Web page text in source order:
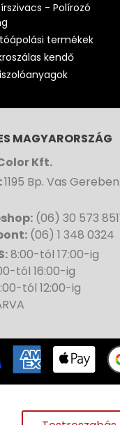
- Polírozó
termékek
kendő
MAGYARORSZÁG
Kft.
1195 Bp. Vas
(06) 30 573
(06) 1 348 0324
8:00-tól 17:00-ig
tól 16:00-ig
tól 12:00-ig